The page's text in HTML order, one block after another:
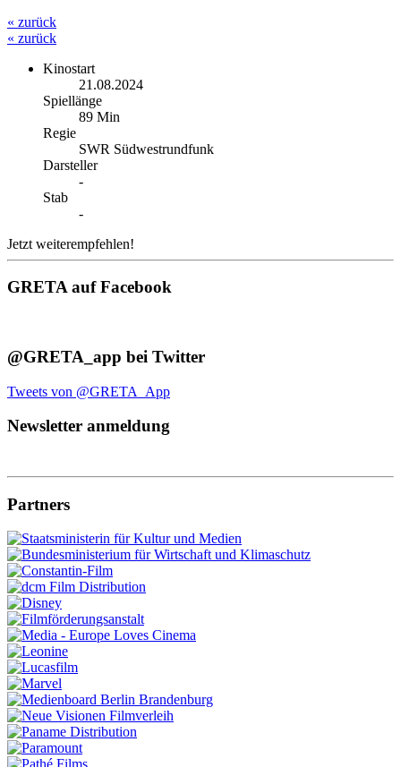
« zurück
« zurück
Kinostart
21.08.2024
Spiellänge
89 Min
Regie
SWR Südwestrundfunk
Darsteller
-
Stab
-
Jetzt weiterempfehlen!
GRETA auf Facebook
@GRETA_app bei Twitter
Tweets von @GRETA_App
Newsletter anmeldung
Partners